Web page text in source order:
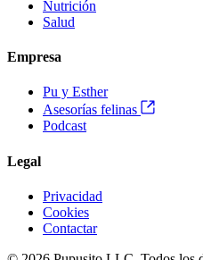
Nutrición
Salud
Empresa
Pu y Esther
Asesorías felinas
Podcast
Legal
Privacidad
Cookies
Contactar